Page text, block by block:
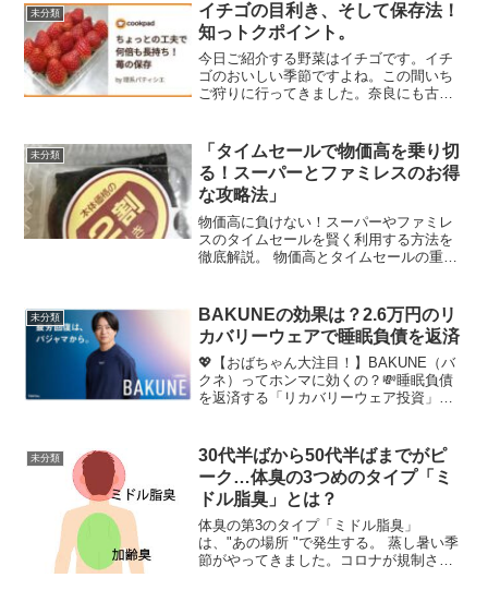
未分類
イチゴの目利き、そして保存法！
知っトクポイント。
今日ご紹介する野菜はイチゴです。イチ
ゴのおいしい季節ですよね。この間いち
ご狩りに行ってきました。奈良にも古都
種がありますよね。栃木県の とちおとめ
とか、そして愛知県のア...
未分類
「タイムセールで物価高を乗り切
る！スーパーとファミレスのお得
な攻略法」
物価高に負けない！スーパーやファミレ
スのタイムセールを賢く利用する方法を
徹底解説。 物価高とタイムセールの重要
の価格が高騰しており、多くの家庭が節
約を余儀なくされている...
未分類
BAKUNEの効果は？2.6万円のリ
カバリーウェアで睡眠負債を返済
💖【おばちゃん大注目！】BAKUNE（バ
クネ）ってホンマに効くの？💸睡眠負債
を返済する「リカバリーウェア投資」の
レンド大好き、お金大好き、そして睡眠
大好き（になりたい！...
未分類
30代半ばから50代半ばまでがピ
ーク…体臭の3つめのタイプ「ミ
ドル脂臭」とは？
体臭の第3のタイプ「ミドル脂臭」
は、"あの場所 "で発生する。 蒸し暑い季
節がやってきました。コロナが規制され